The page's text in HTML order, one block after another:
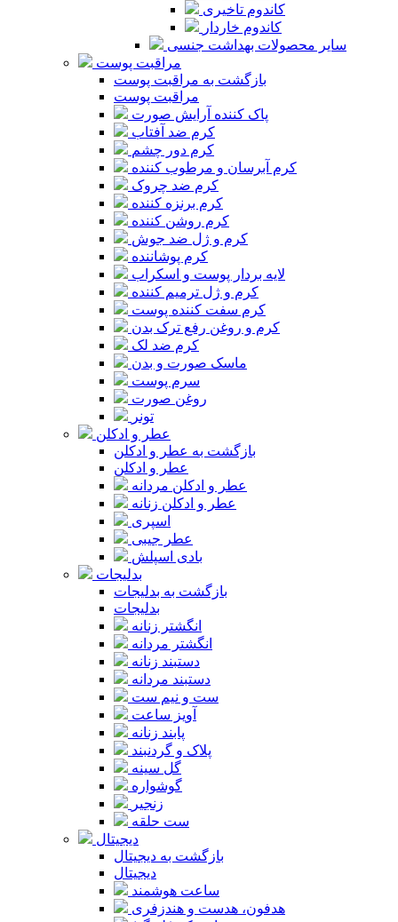
کاندوم تاخیری
کاندوم خاردار
سایر محصولات بهداشت جنسی
مراقبت پوست
بازگشت به مراقبت پوست
مراقبت پوست
پاک کننده آرایش صورت
کرم ضد آفتاب
کرم دور چشم
کرم آبرسان و مرطوب کننده
کرم ضد چروک
کرم برنزه کننده
کرم روشن کننده
کرم و ژل ضد جوش
کرم پوشاننده
لایه بردار پوست و اسکراب
کرم و ژل ترمیم کننده
کرم سفت کننده پوست
کرم و روغن رفع ترک بدن
کرم ضد لک
ماسک صورت و بدن
سرم پوست
روغن صورت
تونر
عطر و ادکلن
بازگشت به عطر و ادکلن
عطر و ادکلن
عطر و ادکلن مردانه
عطر و ادکلن زنانه
اسپری
عطر جیبی
بادی اسپلش
بدلیجات
بازگشت به بدلیجات
بدلیجات
انگشتر زنانه
انگشتر مردانه
دستبند زنانه
دستبند مردانه
ست و نیم ست
آویز ساعت
پابند زنانه
پلاک و گردنبند
گل سینه
گوشواره
زنجیر
ست حلقه
دیجیتال
بازگشت به دیجیتال
دیجیتال
ساعت هوشمند
هدفون، هدست و هندزفری